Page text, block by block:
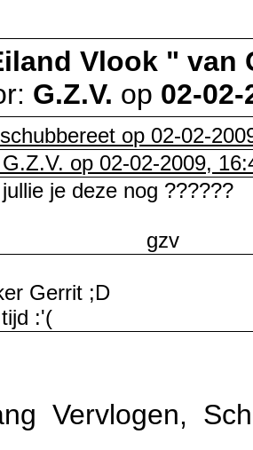
Vlook " van
G.Z.V. op 02-
op 02-02-
op 02-02-2009,
je deze nog ??????
Gerrit ;D
:'(
Vervlogen,